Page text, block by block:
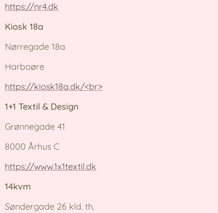
https://nr4.dk
Kiosk 18a
Nørregade 18a
Harboøre
https://kiosk18a.dk/<br>
1+1 Textil & Design
Grønnegade 41
8000 Århus C
https://www.1x1textil.dk
14kvm
Søndergade 26 kld. th.